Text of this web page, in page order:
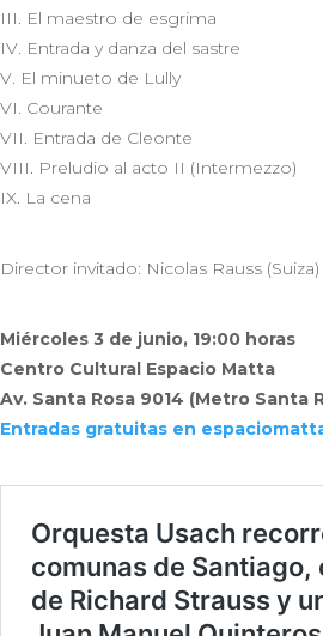
III. El maestro de esgrima
IV. Entrada y danza del sastre
V. El minueto de Lully
VI. Courante
VII. Entrada de Cleonte
VIII. Preludio al acto II (Intermezzo)
IX. La cena
Director invitado: Nicolas Rauss (Suiza)
Miércoles 3 de junio, 19:00 horas
Centro Cultural Espacio Matta
Av. Santa Rosa 9014 (Metro Santa
Entradas gratuitas en